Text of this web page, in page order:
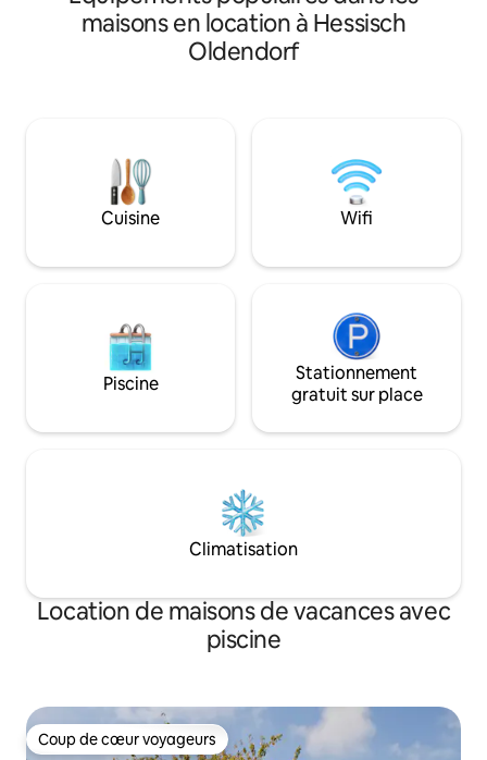
tramway pour
liaison de bus et
peut être
simple et canapé-
terrasse
maisons en location à Hessisch
Oldendorf
Cuisine Wifi
Piscine
Stationnement
gratuit sur place
Climatisation
Location de maisons de vacances avec
piscine
Coup de cœur voyageurs
Coup de cœur voyageurs